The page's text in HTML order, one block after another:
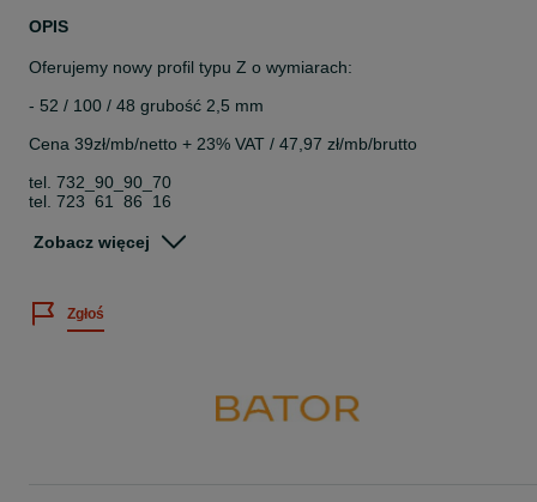
OPIS
Oferujemy nowy profil typu Z o wymiarach:
- 52 / 100 / 48 grubość 2,5 mm
Cena 39zł/mb/netto + 23% VAT / 47,97 zł/mb/brutto
tel. 732_90_90_70
tel. 723_61_86_16
Na pozostałych ogłoszeniach oferujemy również:
- używane profile i rury stalowe ( ocynkowane i czarne)
Woj. Wielkopolskie, droga krajowa nr 25.
Zobacz więcej
Zgłoś